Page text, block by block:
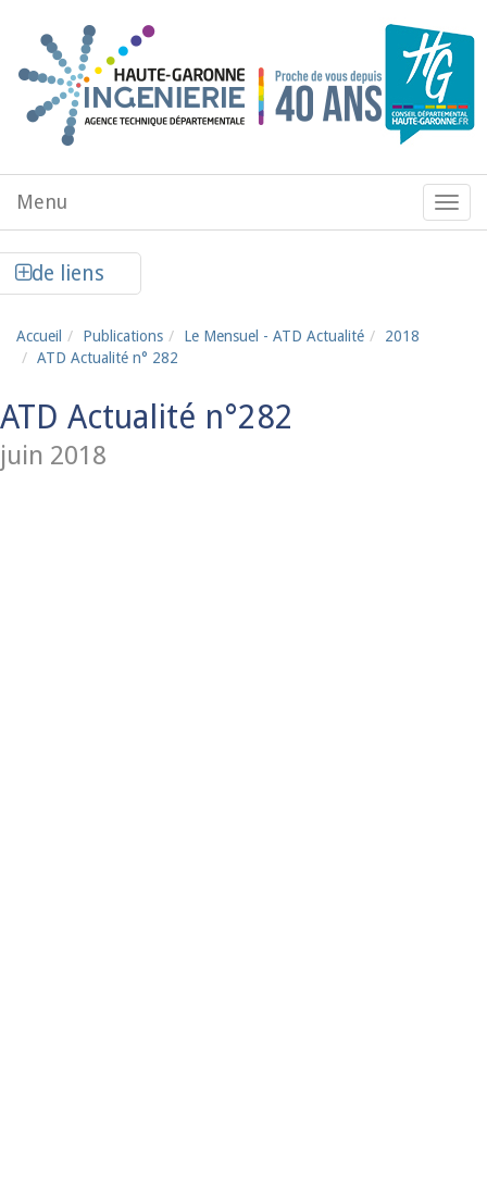
Menu
de
Menu
de liens
Accueil Publications Le Mensuel - ATD Actualité
2018
ATD Actualité n° 282
ATD Actualité n°282
juin 2018